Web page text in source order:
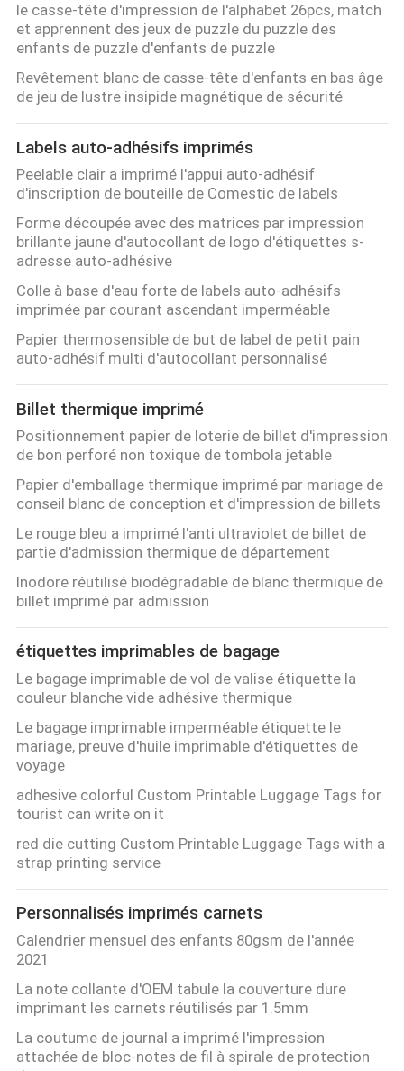
le casse-tête d'impression de l'alphabet 26pcs, match
et apprennent des jeux de puzzle du puzzle des
enfants de puzzle d'enfants de puzzle
Revêtement blanc de casse-tête d'enfants en bas âge
de jeu de lustre insipide magnétique de sécurité
Labels auto-adhésifs imprimés
Peelable clair a imprimé l'appui auto-adhésif
d'inscription de bouteille de Comestic de labels
Forme découpée avec des matrices par impression
brillante jaune d'autocollant de logo d'étiquettes s-
adresse auto-adhésive
Colle à base d'eau forte de labels auto-adhésifs
imprimée par courant ascendant imperméable
Papier thermosensible de but de label de petit pain
auto-adhésif multi d'autocollant personnalisé
Billet thermique imprimé
Positionnement papier de loterie de billet d'impression
de bon perforé non toxique de tombola jetable
Papier d'emballage thermique imprimé par mariage de
conseil blanc de conception et d'impression de billets
Le rouge bleu a imprimé l'anti ultraviolet de billet de
partie d'admission thermique de département
Inodore réutilisé biodégradable de blanc thermique de
billet imprimé par admission
étiquettes imprimables de bagage
Le bagage imprimable de vol de valise étiquette la
couleur blanche vide adhésive thermique
Le bagage imprimable imperméable étiquette le
mariage, preuve d'huile imprimable d'étiquettes de
voyage
adhesive colorful Custom Printable Luggage Tags for
tourist can write on it
red die cutting Custom Printable Luggage Tags with a
strap printing service
Personnalisés imprimés carnets
Calendrier mensuel des enfants 80gsm de l'année
2021
La note collante d'OEM tabule la couverture dure
imprimant les carnets réutilisés par 1.5mm
La coutume de journal a imprimé l'impression
attachée de bloc-notes de fil à spirale de protection